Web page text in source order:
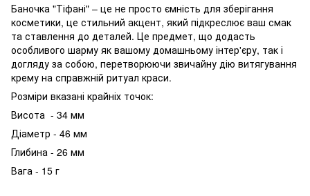
Баночка "Тіфані" – це не просто ємність для зберігання
косметики, це стильний акцент, який підкреслює ваш смак
та ставлення до деталей. Це предмет, що додасть
особливого шарму як вашому домашньому інтер'єру, так і
догляду за собою, перетворюючи звичайну дію витягування
крему на справжній ритуал краси.
Розміри вказані крайніх точок:
Висота - 34 мм
Діаметр - 46 мм
Глибина - 26 мм
Вага - 15 г